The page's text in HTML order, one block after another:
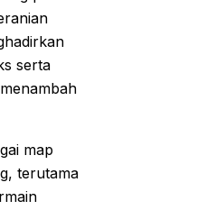
serta
map
terutama